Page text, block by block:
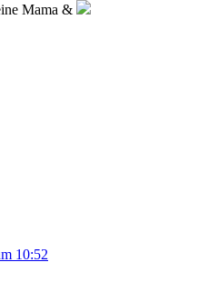
Mama &
10:52